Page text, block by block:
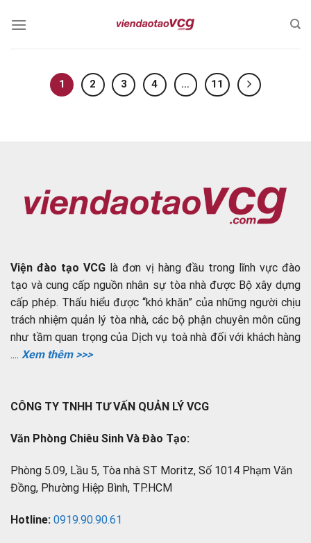
1 2 3 4 … 11
Viện đào tạo VCG là đơn vị hàng đầu trong lĩnh vực đào
tạo và cung cấp nguồn nhân sự tòa nhà được Bộ xây dựng
cấp phép. Thấu hiểu được “khó khăn” của những người chịu
trách nhiệm quản lý tòa nhà, các bộ phận chuyên môn cũng
như tầm quan trọng của Dịch vụ toà nhà đối với khách hàng
.... Xem thêm >>>
CÔNG TY TNHH TƯ VẤN QUẢN LÝ VCG
Văn Phòng Chiêu Sinh Và Đào Tạo:
Phòng 5.09, Lầu 5, Tòa nhà ST Moritz, Số 1014 Phạm Văn
Đồng, Phường Hiệp Bình, TP.HCM
Hotline: 0919.90.90.61